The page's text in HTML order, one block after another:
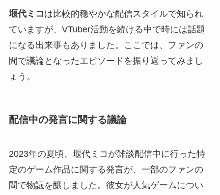
堰代ミコは比較的穏やかな配信スタイルで知られ
ていますが、VTuber活動を続ける中で時には話題
になる出来事もありました。ここでは、ファンの
間で議論となったエピソードを振り返ってみまし
ょう。
配信中の発言に関する議論
2023年の夏頃、堰代ミコが雑談配信中に行った特
定のゲーム作品に関する発言が、一部のファンの
間で物議を醸しました。彼女が人気ゲームについ